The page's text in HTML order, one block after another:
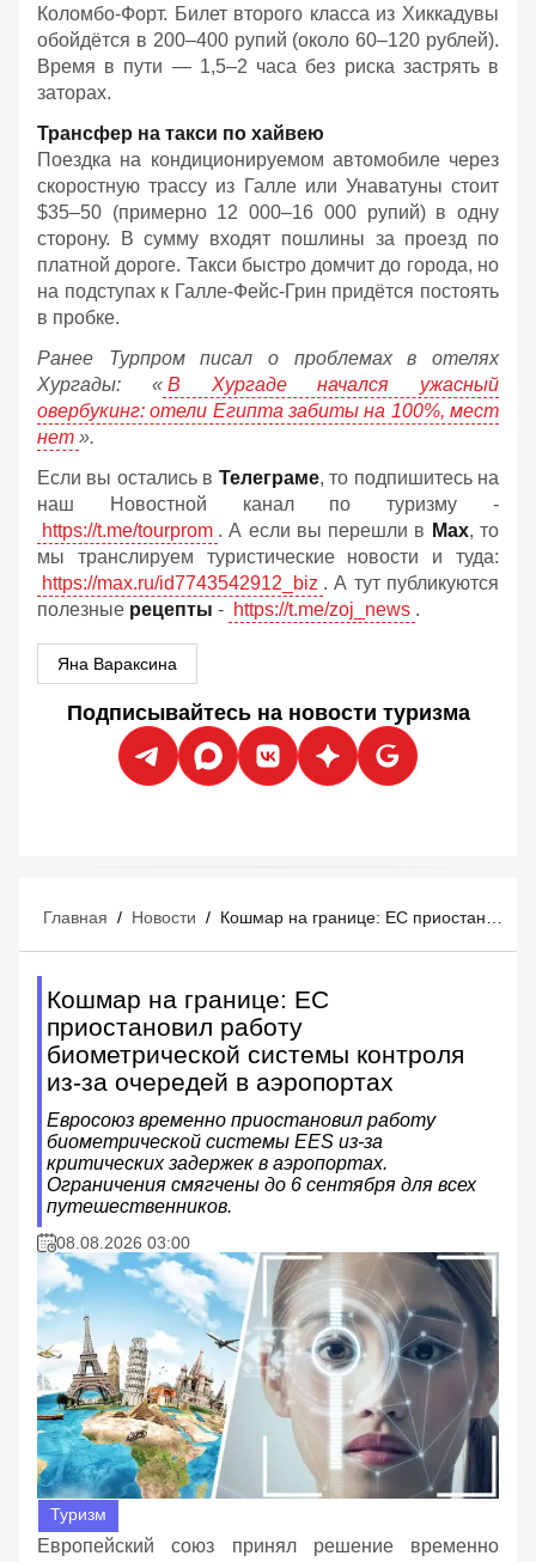
Коломбо-Форт. Билет второго класса из Хиккадувы
обойдётся в 200–400 рупий (около 60–120 рублей).
Время в пути — 1,5–2 часа без риска застрять в
заторах.
Трансфер на такси по хайвею
Поездка на кондиционируемом автомобиле через
скоростную трассу из Галле или Унаватуны стоит
$35–50 (примерно 12 000–16 000 рупий) в одну
сторону. В сумму входят пошлины за проезд по
платной дороге. Такси быстро домчит до города, но
на подступах к Галле-Фейс-Грин придётся постоять
в пробке.
Ранее Турпром писал о проблемах в отелях
Хургады: « В Хургаде начался ужасный
овербукинг: отели Египта забиты на 100%, мест
нет ».
Если вы остались в Телеграме, то подпишитесь на
наш Новостной канал по туризму -
https://t.me/tourprom . А если вы перешли в Мах, то
мы транслируем туристические новости и туда:
https://max.ru/id7743542912_biz . А тут публикуются
полезные рецепты - https://t.me/zoj_news .
Яна Вараксина
Подписывайтесь на новости туризма
Главная / Новости /
Кошмар на границе: ЕС
приостановил работу
биометрической системы контроля
из-за очередей в аэропортах
Евросоюз временно приостановил работу
биометрической системы EES из-за
критических задержек в аэропортах.
Ограничения смягчены до 6 сентября для всех
путешественников.
08.08.2026 03:00
Туризм
Европейский союз принял решение временно